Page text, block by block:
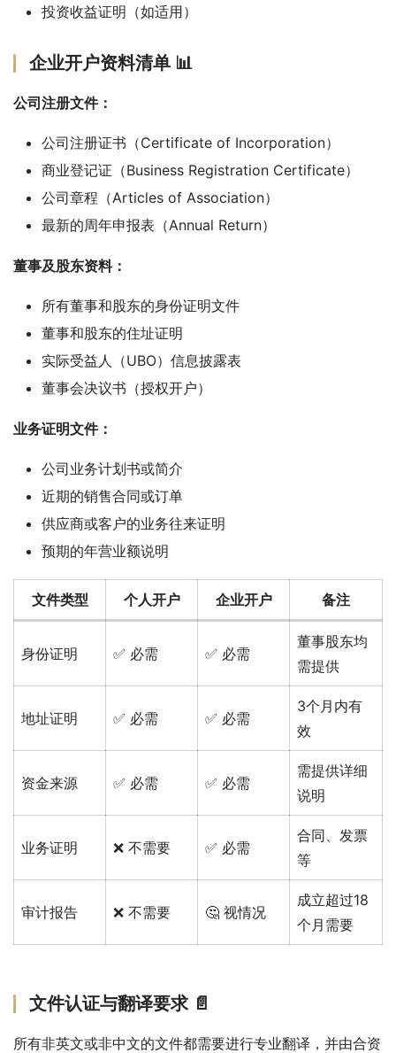
投资收益证明（如适用）
企业开户资料清单 📊
公司注册文件：
公司注册证书（Certificate of Incorporation）
商业登记证（Business Registration Certificate）
公司章程（Articles of Association）
最新的周年申报表（Annual Return）
董事及股东资料：
所有董事和股东的身份证明文件
董事和股东的住址证明
实际受益人（UBO）信息披露表
董事会决议书（授权开户）
业务证明文件：
公司业务计划书或简介
近期的销售合同或订单
供应商或客户的业务往来证明
预期的年营业额说明
文件类型 个人开户 企业开户 备注
身份证明 ✅ 必需 ✅ 必需
董事股东均
需提供
地址证明 ✅ 必需 ✅ 必需
3个月内有
效
资金来源 ✅ 必需 ✅ 必需
需提供详细
说明
业务证明 ❌ 不需要 ✅ 必需
合同、发票
等
审计报告 ❌ 不需要 🤔 视情况
成立超过18
个月需要
文件认证与翻译要求 📄
所有非英文或非中文的文件都需要进行专业翻译，并由合资